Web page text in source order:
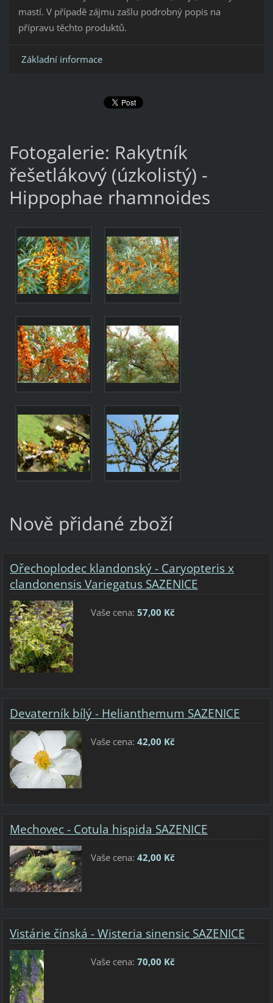
mastí. V případě zájmu zašlu podrobný popis na
přípravu těchto produktů.
Základní informace
Fotogalerie: Rakytník
řešetlákový (úzkolistý) -
Hippophae rhamnoides
Nově přidané zboží
Ořechoplodec klandonský - Caryopteris x
clandonensis Variegatus SAZENICE
Vaše cena: 57,00 Kč
Devaterník bílý - Helianthemum SAZENICE
Vaše cena: 42,00 Kč
Mechovec - Cotula hispida SAZENICE
Vaše cena: 42,00 Kč
Vistárie čínská - Wisteria sinensic SAZENICE
Vaše cena: 70,00 Kč